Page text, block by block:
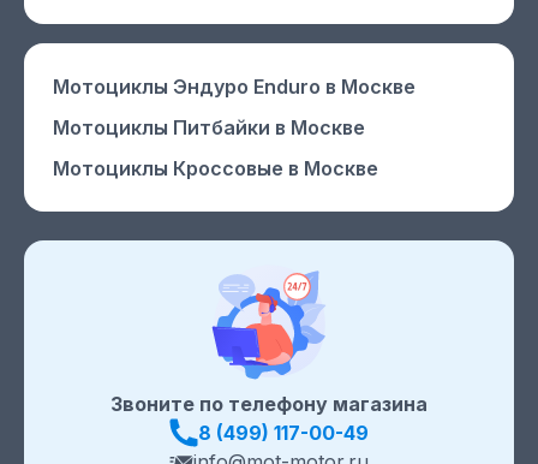
Звоните по телефону магазина
8 (499) 117-00-49
Мотоциклы Эндуро Enduro в Москве
Мотоциклы Питбайки в Москве
Мотоциклы Кроссовые в Москве